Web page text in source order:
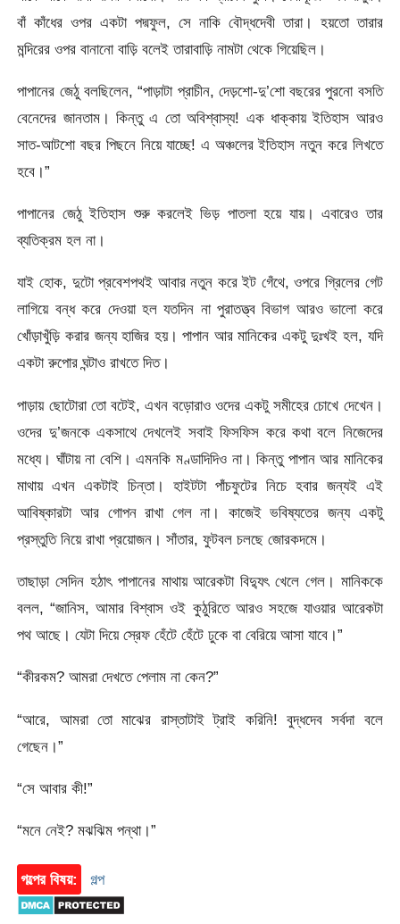
বাঁ কাঁধের ওপর একটা পদ্মফুল, সে নাকি বৌদ্ধদেবী তারা। হয়তো তারার
মন্দিরের ওপর বানানো বাড়ি বলেই তারাবাড়ি নামটা থেকে গিয়েছিল।
পাপানের জেঠু বলছিলেন, “পাড়াটা প্রাচীন, দেড়শো-দু’শো বছরের পুরনো বসতি
বেনেদের জানতাম। কিন্তু এ তো অবিশ্বাস্য! এক ধাক্কায় ইতিহাস আরও
সাত-আটশো বছর পিছনে নিয়ে যাচ্ছে! এ অঞ্চলের ইতিহাস নতুন করে লিখতে
হবে।”
পাপানের জেঠু ইতিহাস শুরু করলেই ভিড় পাতলা হয়ে যায়। এবারেও তার
ব্যতিক্রম হল না।
যাই হোক, দুটো প্রবেশপথই আবার নতুন করে ইট গেঁথে, ওপরে গ্রিলের গেট
লাগিয়ে বন্ধ করে দেওয়া হল যতদিন না পুরাতত্ত্ব বিভাগ আরও ভালো করে
খোঁড়াখুঁড়ি করার জন্য হাজির হয়। পাপান আর মানিকের একটু দুঃখই হল, যদি
একটা রুপোর ঘন্টাও রাখতে দিত।
পাড়ায় ছোটোরা তো বটেই, এখন বড়োরাও ওদের একটু সমীহের চোখে দেখেন।
ওদের দু’জনকে একসাথে দেখলেই সবাই ফিসফিস করে কথা বলে নিজেদের
মধ্যে। ঘাঁটায় না বেশি। এমনকি মণ্ডাদিদিও না। কিন্তু পাপান আর মানিকের
মাথায় এখন একটাই চিন্তা। হাইটটা পাঁচফুটের নিচে হবার জন্যই এই
আবিষ্কারটা আর গোপন রাখা গেল না। কাজেই ভবিষ্যতের জন্য একটু
প্রস্তুতি নিয়ে রাখা প্রয়োজন। সাঁতার, ফুটবল চলছে জোরকদমে।
তাছাড়া সেদিন হঠাৎ পাপানের মাথায় আরেকটা বিদ্যুৎ খেলে গেল। মানিককে
বলল, “জানিস, আমার বিশ্বাস ওই কুঠুরিতে আরও সহজে যাওয়ার আরেকটা
পথ আছে। যেটা দিয়ে স্রেফ হেঁটে হেঁটে ঢুকে বা বেরিয়ে আসা যাবে।”
“কীরকম? আমরা দেখতে পেলাম না কেন?”
“আরে, আমরা তো মাঝের রাস্তাটাই ট্রাই করিনি! বুদ্ধদেব সর্বদা বলে
গেছেন।”
“সে আবার কী!”
“মনে নেই? মঝঝিম পন্থা।”
গল্পের বিষয়: গল্প